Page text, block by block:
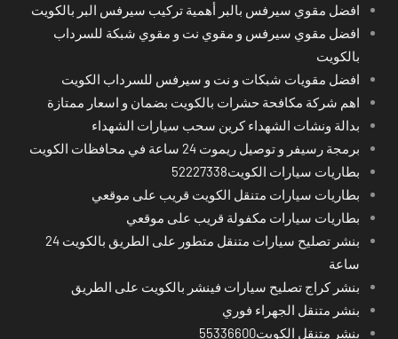
افضل مقوي سيرفس بالبر أهمية تركيب سيرفس البر بالكويت
افضل مقوي سيرفس و مقوي نت و مقوي شبكة للسرداب
بالكويت
افضل مقويات شبكات و نت و سيرفس للسرداب الكويت
اهم شركة مكافحة حشرات بالكويت بضمان و اسعار ممتازة
بدالة ونشات الشهداء كرين سحب سيارات الشهداء
برمجة رسيفر و توصيل ريموت 24 ساعة في محافظات الكويت
بطاريات سيارات الكويت52227338
بطاريات سيارات متنقل الكويت قريب على موقعي
بطاريات سيارات مكفولة قريب على موقعي
بنشر تصليح سيارات متنقل متطور على الطريق بالكويت 24
ساعة
بنشر كراج تصليح سيارات فينشر بالكويت على الطريق
بنشر متنقل الجهراء فوري
بنشر متنقل الكويت55336600